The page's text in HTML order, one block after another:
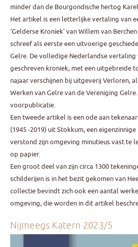
minder dan de Bourgondische hertog
Het artikel is een letterlijke vertaling van
‘Gelderse Kroniek’ van Willem van
schreef als eerste een uitvoerige
Gelre. De volledige Nederlandse vertaling
geschreven kroniek, met een uitgebreide
najaar verschijnen bij uitgeverij Verloren,
Werken van Gelre van de Vereniging
voorpublicatie.
Een tweede artikel is een ode aan
(1945 -2019) uit Stokkum, een
verstond zijn omgeving minutieus vast te
op papier.
Een groot deel van zijn circa 1300
schilderijen is in het bezit gekomen van
collectie bevindt zich ook een aantal
omgeving, die worden in dit artikel
Nijmeegs Katern 2023/5